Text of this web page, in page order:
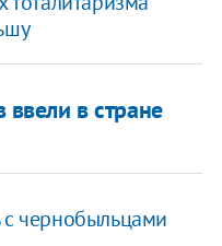
в стране
чернобыльцами